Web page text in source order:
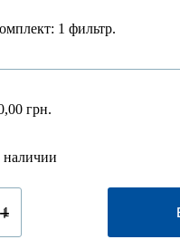
1 фильтр.
грн.